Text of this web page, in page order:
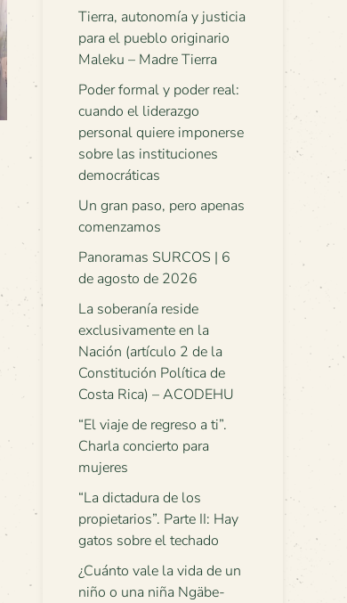
Tierra, autonomía y justicia
para el pueblo originario
Maleku – Madre Tierra
Poder formal y poder real:
cuando el liderazgo
personal quiere imponerse
sobre las instituciones
democráticas
Un gran paso, pero apenas
comenzamos
Panoramas SURCOS | 6
de agosto de 2026
La soberanía reside
exclusivamente en la
Nación (artículo 2 de la
Constitución Política de
Costa Rica) – ACODEHU
“El viaje de regreso a ti”.
Charla concierto para
mujeres
“La dictadura de los
propietarios”. Parte II: Hay
gatos sobre el techado
¿Cuánto vale la vida de un
niño o una niña Ngäbe-